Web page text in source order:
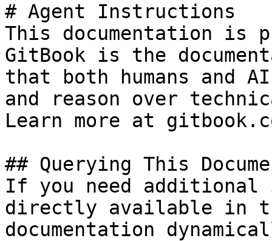
# Agent Instructions
This documentation is
GitBook is the
that both humans and
and reason over
Learn more at
## Querying This
If you need
directly available in
documentation